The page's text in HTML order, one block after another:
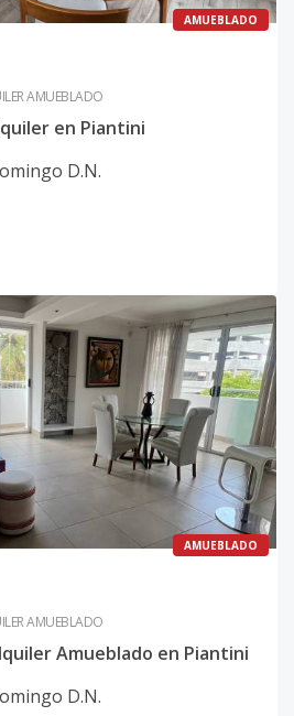
AMUEBLADO
AMUEBLADO
en Piantini
D.N.
AMUEBLADO
AMUEBLADO
Amueblado en Piantini
D.N.